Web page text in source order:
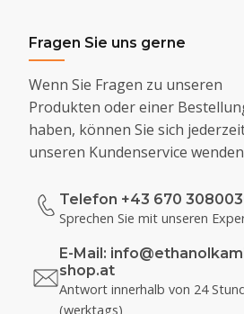
Fragen Sie uns gerne
Wenn Sie Fragen zu unseren
Produkten oder einer
haben, können Sie sich
unseren Kundenservice
Telefon +43 670
Sprechen Sie mit unseren
E-Mail:
shop.at
Antwort innerhalb von 24
(werktags)